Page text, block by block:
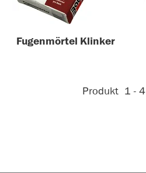
Fugenmörtel Klinker
Aktive Filter:
Produkt 1 - 4